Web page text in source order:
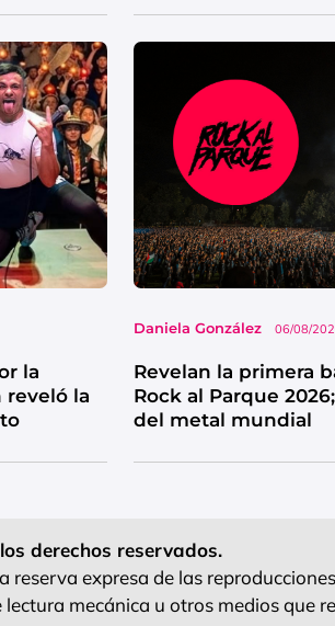
la
reveló la
Daniela González 06/08/
Revelan la primera
Rock al Parque
del metal mundial
derechos reservados.
reserva expresa de las
mecánica u otros medios que